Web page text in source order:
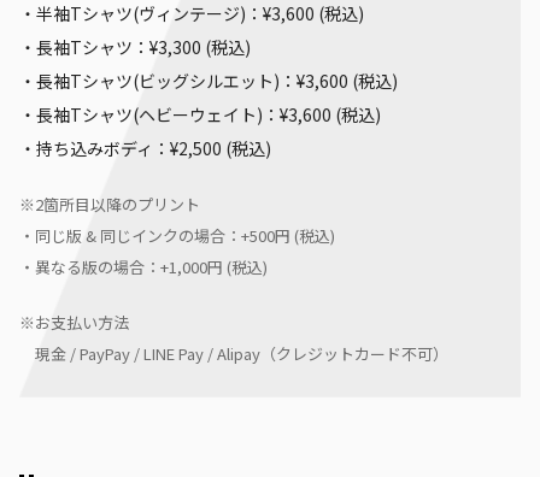
・半袖Tシャツ(ヴィンテージ)：¥3,600 (税込)
・長袖Tシャツ：¥3,300 (税込)
・長袖Tシャツ(ビッグシルエット)：¥3,600 (税込)
・長袖Tシャツ(ヘビーウェイト)：¥3,600 (税込)
・持ち込みボディ：¥2,500 (税込)
※2箇所目以降のプリント
・同じ版 & 同じインクの場合：+500円 (税込)
・異なる版の場合：+1,000円 (税込)
※お支払い方法
現金 / PayPay / LINE Pay / Alipay（クレジットカード不可）